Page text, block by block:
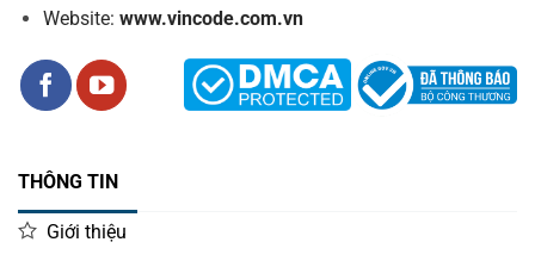
Website: www.vincode.com.vn
THÔNG TIN
Giới thiệu